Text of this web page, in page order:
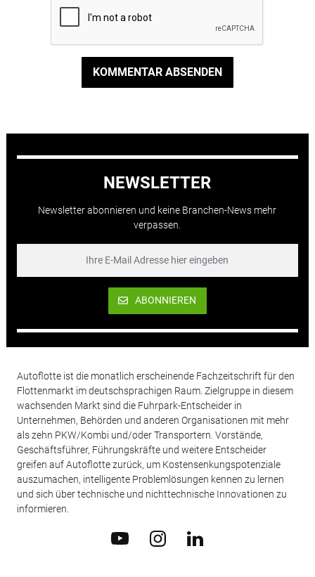
KOMMENTAR ABSENDEN
NEWSLETTER
Newsletter abonnieren und keine Branchen-News mehr
verpassen.
ABONNIEREN
Autoflotte ist die monatlich erscheinende Fachzeitschrift für den
Flottenmarkt im deutschsprachigen Raum. Zielgruppe in diesem
wachsenden Markt sind die Fuhrpark-Entscheider in
Unternehmen, Behörden und anderen Organisationen mit mehr
als zehn PKW/Kombi und/oder Transportern. Vorstände,
Geschäftsführer, Führungskräfte und weitere Entscheider
greifen auf Autoflotte zurück, um Kostensenkungspotenziale
auszumachen, intelligente Problemlösungen kennen zu lernen
und sich über technische und nichttechnische Innovationen zu
informieren.